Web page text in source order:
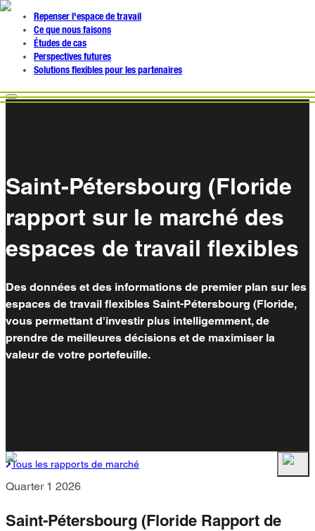
Repenser l'espace de travail
Ce que nous faisons
Études de cas
Perspectives futures
Solutions flexibles pour les partenaires
Saint-Pétersbourg (Floride
rapport sur le marché des
espaces de travail flexibles
Des données et des informations de premier plan sur les
espaces de travail flexibles Saint-Pétersbourg (Floride,
vous permettant d'investir plus intelligemment, de
prendre de meilleures décisions et de maximiser la
valeur de votre portefeuille.
Tous les rapports de marché
Quarter 1 2026
Saint-Pétersbourg (Floride Rapport de